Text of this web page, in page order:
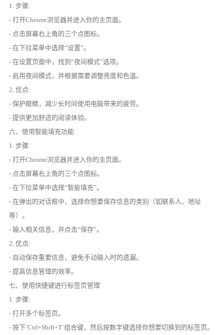
1. 步骤:
- 打开Chrome浏览器并进入你的主页面。
- 点击屏幕右上角的三个点图标。
- 在下拉菜单中选择“设置”。
- 在设置页面中，找到“夜间模式”选项。
- 启用夜间模式，并根据需要调整亮度和色温。
2. 优点:
- 保护眼睛，减少长时间使用电脑带来的疲劳。
- 提供更加舒适的阅读体验。
六、使用智能填充功能
1. 步骤:
- 打开Chrome浏览器并进入你的主页面。
- 点击屏幕右上角的三个点图标。
- 在下拉菜单中选择“智能填充”。
- 在弹出的对话框中，选择你想要保存信息的类别（如联系人、地址
等）。
- 输入相关信息，并点击“保存”。
2. 优点:
- 自动保存重要信息，避免手动输入时的遗漏。
- 提高信息管理的效率。
七、使用快捷键进行标签页管理
1. 步骤:
- 打开多个标签页。
- 按下`Ctrl+Shift+T`组合键，然后按数字键选择你想要切换到的标签页。